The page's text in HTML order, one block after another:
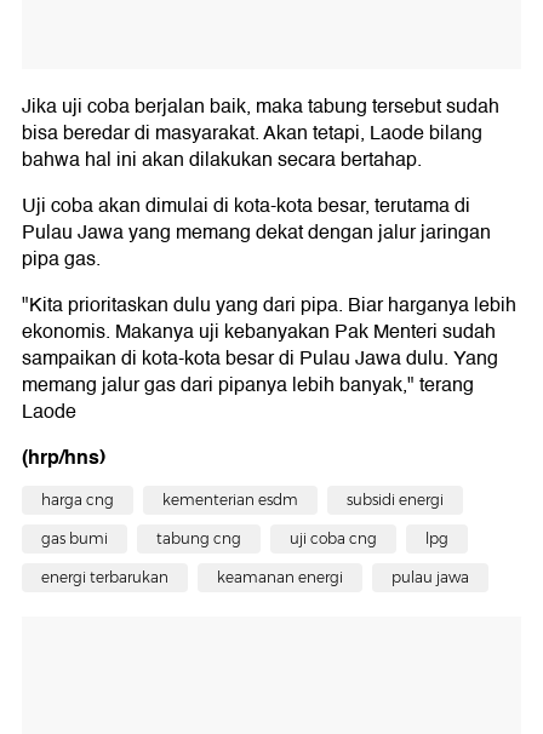
Jika uji coba berjalan baik, maka tabung tersebut sudah
bisa beredar di masyarakat. Akan tetapi, Laode bilang
bahwa hal ini akan dilakukan secara bertahap.
Uji coba akan dimulai di kota-kota besar, terutama di
Pulau Jawa yang memang dekat dengan jalur jaringan
pipa gas.
"Kita prioritaskan dulu yang dari pipa. Biar harganya lebih
ekonomis. Makanya uji kebanyakan Pak Menteri sudah
sampaikan di kota-kota besar di Pulau Jawa dulu. Yang
memang jalur gas dari pipanya lebih banyak," terang
Laode
(hrp/hns)
harga cng kementerian esdm subsidi energi
gas bumi tabung cng uji coba cng lpg
energi terbarukan keamanan energi pulau jawa